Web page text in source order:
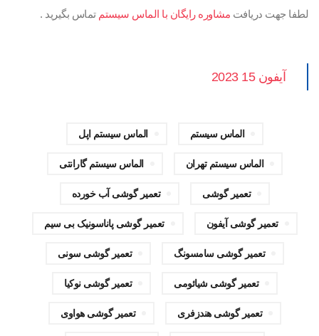
لطفا جهت دریافت مشاوره رایگان با الماس سیستم تماس بگیرید .
آیفون 15 2023
الماس سیستم الماس سیستم اپل
الماس سیستم تهران الماس سیستم گارانتی
تعمیر گوشی تعمیر گوشی آب خورده
تعمیر گوشی آیفون تعمیر گوشی پاناسونیک بی سیم
تعمیر گوشی سامسونگ تعمیر گوشی سونی
تعمیر گوشی شیائومی تعمیر گوشی نوکیا
تعمیر گوشی هندزفری تعمیر گوشی هواوی